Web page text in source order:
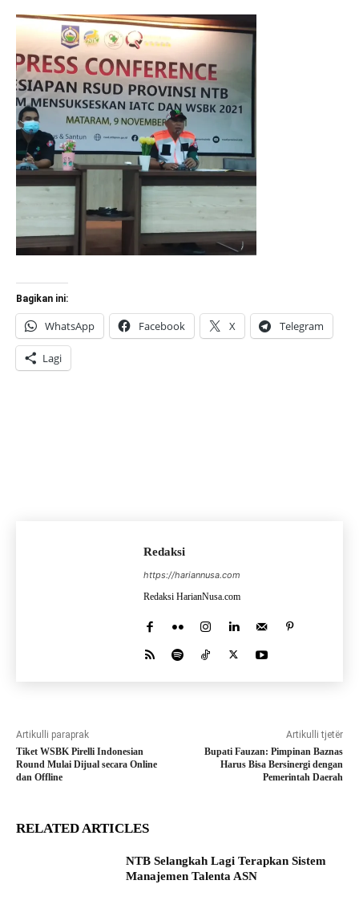
Bagikan ini:
WhatsApp Facebook X Telegram
Lagi
Redaksi
https://hariannusa.com
Redaksi HarianNusa.com
Artikulli paraprak
Tiket WSBK Pirelli Indonesian
Round Mulai Dijual secara Online
dan Offline
Artikulli tjetër
Bupati Fauzan: Pimpinan Baznas
Harus Bisa Bersinergi dengan
Pemerintah Daerah
RELATED ARTICLES
NTB Selangkah Lagi Terapkan Sistem
Manajemen Talenta ASN